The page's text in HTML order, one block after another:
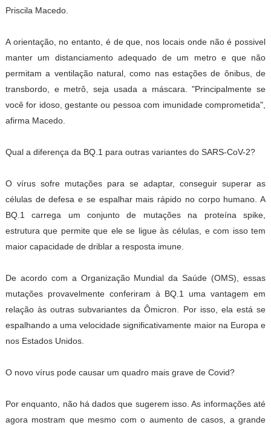
Priscila Macedo.
A orientação, no entanto, é de que, nos locais onde não é possivel
manter um distanciamento adequado de um metro e que não
permitam a ventilação natural, como nas estações de ônibus, de
transbordo, e metrô, seja usada a máscara. "Principalmente se
você for idoso, gestante ou pessoa com imunidade comprometida",
afirma Macedo.
Qual a diferença da BQ.1 para outras variantes do SARS-CoV-2?
O vírus sofre mutações para se adaptar, conseguir superar as
células de defesa e se espalhar mais rápido no corpo humano. A
BQ.1 carrega um conjunto de mutações na proteína spike,
estrutura que permite que ele se ligue às células, e com isso tem
maior capacidade de driblar a resposta imune.
De acordo com a Organização Mundial da Saúde (OMS), essas
mutações provavelmente conferiram à BQ.1 uma vantagem em
relação às outras subvariantes da Ômicron. Por isso, ela está se
espalhando a uma velocidade significativamente maior na Europa e
nos Estados Unidos.
O novo vírus pode causar um quadro mais grave de Covid?
Por enquanto, não há dados que sugerem isso. As informações até
agora mostram que mesmo com o aumento de casos, a grande